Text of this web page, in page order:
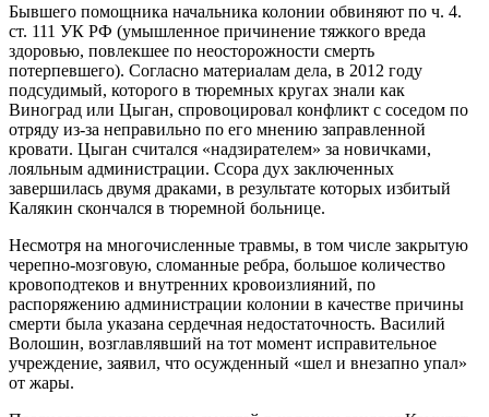
Бывшего помощника начальника колонии обвиняют по ч. 4.
ст. 111 УК РФ (умышленное причинение тяжкого вреда
здоровью, повлекшее по неосторожности смерть
потерпевшего). Согласно материалам дела, в 2012 году
подсудимый, которого в тюремных кругах знали как
Виноград или Цыган, спровоцировал конфликт с соседом по
отряду из-за неправильно по его мнению заправленной
кровати. Цыган считался «надзирателем» за новичками,
лояльным администрации. Ссора дух заключенных
завершилась двумя драками, в результате которых избитый
Калякин скончался в тюремной больнице.
Несмотря на многочисленные травмы, в том числе закрытую
черепно-мозговую, сломанные ребра, большое количество
кровоподтеков и внутренних кровоизлияний, по
распоряжению администрации колонии в качестве причины
смерти была указана сердечная недостаточность. Василий
Волошин, возглавлявший на тот момент исправительное
учреждение, заявил, что осужденный «шел и внезапно упал»
от жары.